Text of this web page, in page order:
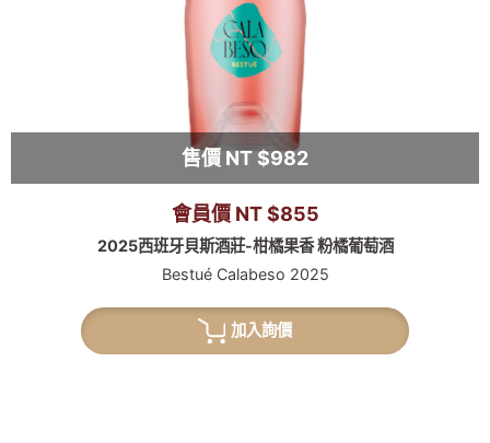
售價 NT $982
會員價 NT $855
2025西班牙貝斯酒莊-柑橘果香 粉橘葡萄酒
Bestué Calabeso 2025
加入詢價